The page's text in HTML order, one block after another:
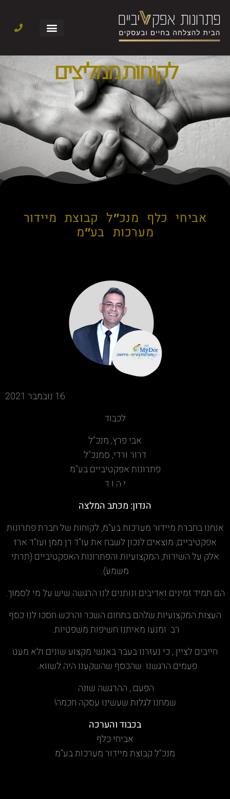
לקוחות ממליצים
אביחי כלף מנכ"ל קבוצת מיידור
מערכות בע"מ
16 נובמבר 2021
לכבוד
אבי פרץ, מנכ"ל
דרור ורדי, סמנכ"ל
פתרונות אפקטיביים בע"מ
י ה ו ד
הנדון: מכתב המלצה
אנחנו בחברת מיידור מערכות בע"מ, לקוחות של חברת פתרונות
אפקטיביים, מוצאים לנכון לשבח את עו"ד רן ממן ועו"ד ארז
אלק על השירות, המקצועיות והפתרונות האפקטיביים (תרתי
משמע).
הם תמיד זמינים ואדיבים ונותנים לנו הרגשה שיש על מי לסמוך.
העצות המקצועיות שלהם בתחום השכר והרכש חסכו לנו כסף
רב ומנעו מאיתנו חשיפות משפטיות.
חייבים לציין , כי נעזרנו בעבר באנשי מקצוע שונים ולא מעט
פעמים הרגשנו שהכסף שהשקענו היה לשווא.
הפעם , ההרגשה שונה
שמחנו לגלות שעשינו עסקה חכמה!
בכבוד והערכה
אביחי כלף
מנכ"ל קבוצת מיידור מערכות בע"מ